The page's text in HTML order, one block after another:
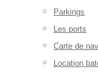
Parkings
Les ports
Carte de
Location